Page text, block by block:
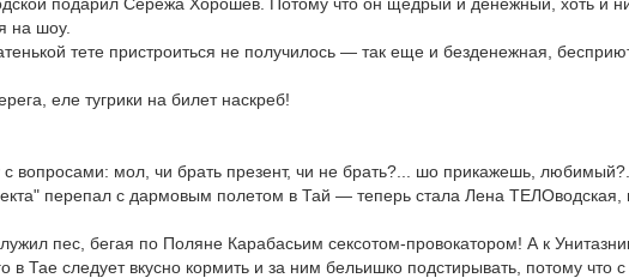
на шоу.
тете пристроиться не получилось — так еще и безденежная,
еле тугрики на билет наскреб!
вопросами: мол, чи брать презент, чи не брать?... шо прикажешь,
перепал с дармовым полетом в Тай — теперь стала Лена ТЕЛОводская,
пес, бегая по Поляне Карабасьим сексотом-провокатором! А к
в Тае следует вкусно кормить и за ним бельишко подстирывать, потому что